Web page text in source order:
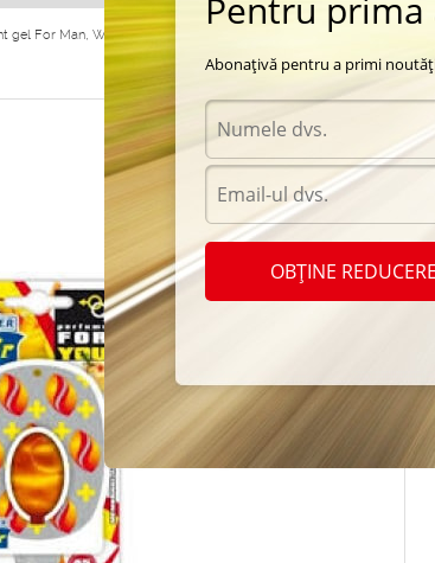
gel For Man, Woman FMW
Pentru prima
Abonațivă pentru a primi
OBȚINE REDUCERE